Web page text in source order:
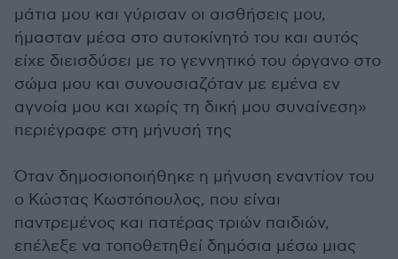
μάτια μου και γύρισαν οι αισθήσεις μου,
ήμασταν μέσα στο αυτοκίνητό του και αυτός
είχε διεισδύσει με το γεννητικό του όργανο στο
σώμα μου και συνουσιαζόταν με εμένα εν
αγνοία μου και χωρίς τη δική μου συναίνεση»
περιέγραφε στη μήνυσή της
Όταν δημοσιοποιήθηκε η μήνυση εναντίον του
ο Κώστας Κωστόπουλος, που είναι
παντρεμένος και πατέρας τριών παιδιών,
επέλεξε να τοποθετηθεί δημόσια μέσω μιας